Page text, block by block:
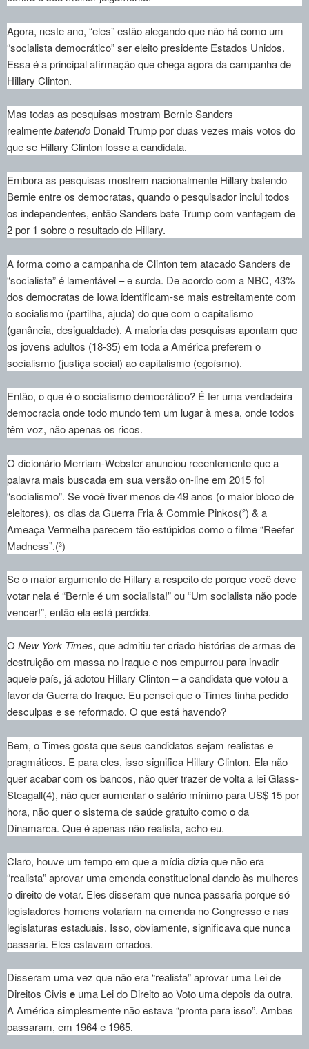
Agora, neste ano, “eles” estão alegando que não há como um
“socialista democrático” ser eleito presidente Estados Unidos.
Essa é a principal afirmação que chega agora da campanha de
Hillary Clinton.
Mas todas as pesquisas mostram Bernie Sanders
realmentebatendo Donald Trump por duas vezes mais votos do
que se Hillary Clinton fosse a candidata.
Embora as pesquisas mostrem nacionalmente Hillary batendo
Bernie entre os democratas, quando o pesquisador inclui todos
os independentes, então Sanders bate Trump com vantagem de
2 por 1 sobre o resultado de Hillary.
A forma como a campanha de Clinton tem atacado Sanders de
“socialista” é lamentável – e surda. De acordo com a NBC, 43%
dos democratas de Iowa identificam-se mais estreitamente com
o socialismo (partilha, ajuda) do que com o capitalismo
(ganância, desigualdade). A maioria das pesquisas apontam que
os jovens adultos (18-35) em toda a América preferem o
socialismo (justiça social) ao capitalismo (egoísmo).
Então, o que é o socialismo democrático? É ter uma verdadeira
democracia onde todo mundo tem um lugar à mesa, onde todos
têm voz, não apenas os ricos.
O dicionário Merriam-Webster anunciou recentemente que a
palavra mais buscada em sua versão on-line em 2015 foi
“socialismo”. Se você tiver menos de 49 anos (o maior bloco de
eleitores), os dias da Guerra Fria & Commie Pinkos(²) & a
Ameaça Vermelha parecem tão estúpidos como o filme “Reefer
Madness”.(³)
Se o maior argumento de Hillary a respeito de porque você deve
votar nela é “Bernie é um socialista!” ou “Um socialista não pode
vencer!”, então ela está perdida.
O New York Times, que admitiu ter criado histórias de armas de
destruição em massa no Iraque e nos empurrou para invadir
aquele país, já adotou Hillary Clinton – a candidata que votou a
favor da Guerra do Iraque. Eu pensei que o Times tinha pedido
desculpas e se reformado. O que está havendo?
Bem, o Times gosta que seus candidatos sejam realistas e
pragmáticos. E para eles, isso significa Hillary Clinton. Ela não
quer acabar com os bancos, não quer trazer de volta a lei Glass-
Steagall(4), não quer aumentar o salário mínimo para US$ 15 por
hora, não quer o sistema de saúde gratuito como o da
Dinamarca. Que é apenas não realista, acho eu.
Claro, houve um tempo em que a mídia dizia que não era
“realista” aprovar uma emenda constitucional dando às mulheres
o direito de votar. Eles disseram que nunca passaria porque só
legisladores homens votariam na emenda no Congresso e nas
legislaturas estaduais. Isso, obviamente, significava que nunca
passaria. Eles estavam errados.
Disseram uma vez que não era “realista” aprovar uma Lei de
Direitos Civis e uma Lei do Direito ao Voto uma depois da outra.
A América simplesmente não estava “pronta para isso”. Ambas
passaram, em 1964 e 1965.